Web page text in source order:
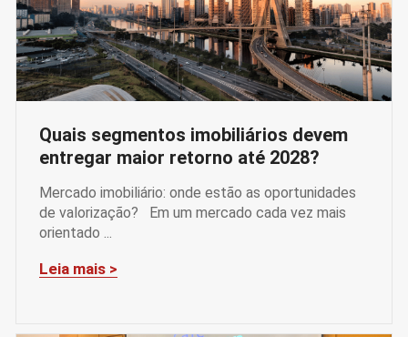
Quais segmentos imobiliários devem
entregar maior retorno até 2028?
Mercado imobiliário: onde estão as oportunidades
de valorização? Em um mercado cada vez mais
orientado ...
Leia mais >